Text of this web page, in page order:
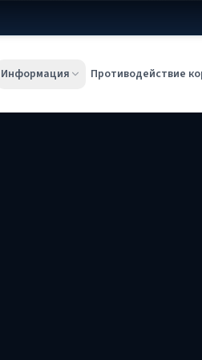
Информация Противодействие